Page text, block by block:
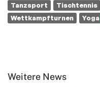
Tanzsport
Tischtennis
Wettkampfturnen
Yoga
Weitere News